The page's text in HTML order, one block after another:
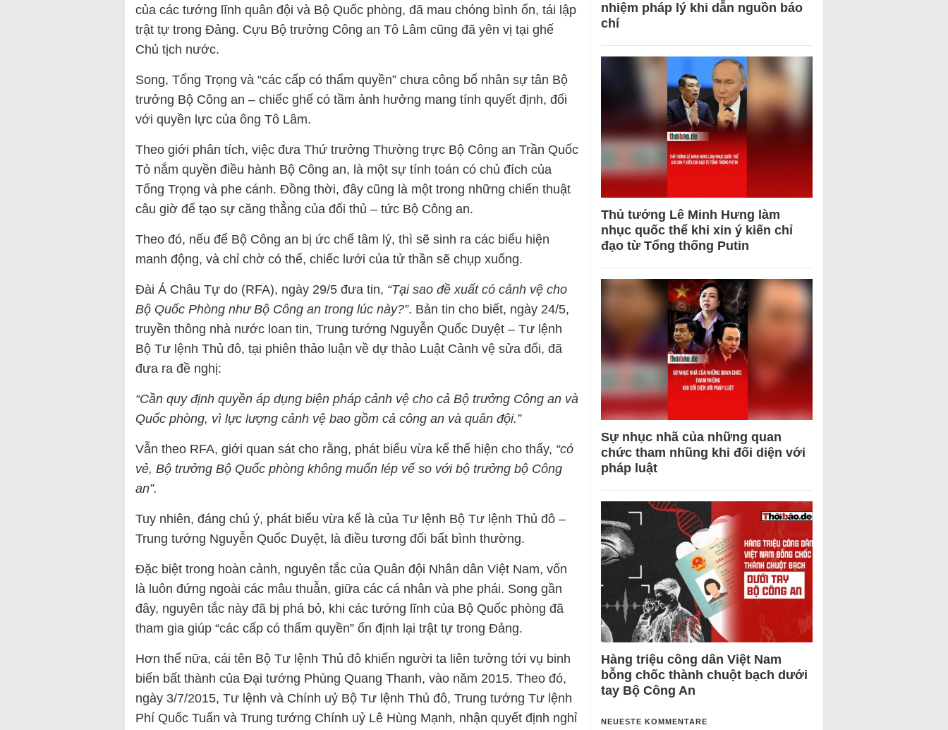
của các tướng lĩnh quân đội và Bộ Quốc phòng, đã mau chóng bình ổn, tái lập
trật tự trong Đảng. Cựu Bộ trưởng Công an Tô Lâm cũng đã yên vị tại ghế
Chủ tịch nước.
Song, Tổng Trọng và “các cấp có thẩm quyền” chưa công bố nhân sự tân Bộ
trưởng Bộ Công an – chiếc ghế có tầm ảnh hưởng mang tính quyết định, đối
với quyền lực của ông Tô Lâm.
Theo giới phân tích, việc đưa Thứ trưởng Thường trực Bộ Công an Trần Quốc
Tỏ nắm quyền điều hành Bộ Công an, là một sự tính toán có chủ đích của
Tổng Trọng và phe cánh. Đồng thời, đây cũng là một trong những chiến thuật
câu giờ để tạo sự căng thẳng của đối thủ – tức Bộ Công an.
Theo đó, nếu để Bộ Công an bị ức chế tâm lý, thì sẽ sinh ra các biểu hiện
manh động, và chỉ chờ có thế, chiếc lưới của tử thần sẽ chụp xuống.
Đài Á Châu Tự do (RFA), ngày 29/5 đưa tin, “Tại sao đề xuất có cảnh vệ cho
Bộ Quốc Phòng như Bộ Công an trong lúc này?”. Bản tin cho biết, ngày 24/5,
truyền thông nhà nước loan tin, Trung tướng Nguyễn Quốc Duyệt – Tư lệnh
Bộ Tư lệnh Thủ đô, tại phiên thảo luận về dự thảo Luật Cảnh vệ sửa đổi, đã
đưa ra đề nghị:
“Cần quy định quyền áp dụng biện pháp cảnh vệ cho cả Bộ trưởng Công an và
Quốc phòng, vì lực lượng cảnh vệ bao gồm cả công an và quân đội.”
Vẫn theo RFA, giới quan sát cho rằng, phát biểu vừa kể thể hiện cho thấy, “có
vẻ, Bộ trưởng Bộ Quốc phòng không muốn lép vế so với bộ trưởng bộ Công
an”.
Tuy nhiên, đáng chú ý, phát biểu vừa kể là của Tư lệnh Bộ Tư lệnh Thủ đô –
Trung tướng Nguyễn Quốc Duyệt, là điều tương đối bất bình thường.
Đặc biệt trong hoàn cảnh, nguyên tắc của Quân đội Nhân dân Việt Nam, vốn
là luôn đứng ngoài các mâu thuẫn, giữa các cá nhân và phe phái. Song gần
đây, nguyên tắc này đã bị phá bỏ, khi các tướng lĩnh của Bộ Quốc phòng đã
tham gia giúp “các cấp có thẩm quyền” ổn định lại trật tự trong Đảng.
Hơn thế nữa, cái tên Bộ Tư lệnh Thủ đô khiến người ta liên tưởng tới vụ binh
biến bất thành của Đại tướng Phùng Quang Thanh, vào năm 2015. Theo đó,
ngày 3/7/2015, Tư lệnh và Chính uỷ Bộ Tư lệnh Thủ đô, Trung tướng Tư lệnh
Phí Quốc Tuấn và Trung tướng Chính uỷ Lê Hùng Mạnh, nhận quyết định nghỉ
nhiệm pháp lý khi dẫn nguồn báo
chí
Thủ tướng Lê Minh Hưng làm
nhục quốc thể khi xin ý kiến chỉ
đạo từ Tổng thống Putin
Sự nhục nhã của những quan
chức tham nhũng khi đối diện với
pháp luật
Hàng triệu công dân Việt Nam
bỗng chốc thành chuột bạch dưới
tay Bộ Công An
NEUESTE KOMMENTARE